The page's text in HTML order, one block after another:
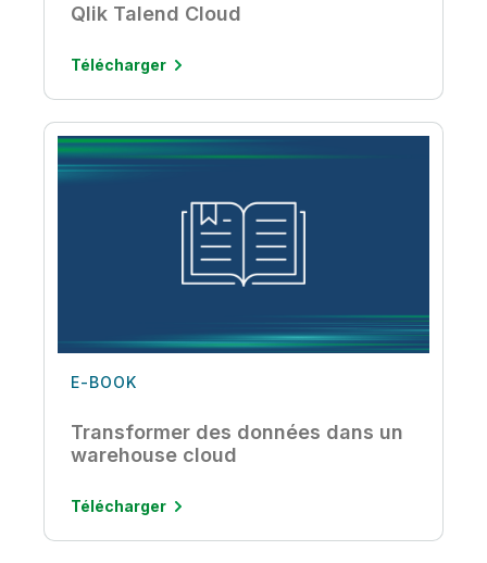
Qlik Talend Cloud
Télécharger
E-BOOK
Transformer des données dans un
warehouse cloud
Télécharger